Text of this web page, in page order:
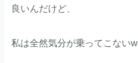
良いんだけど、
私は全然気分が乗ってこないw